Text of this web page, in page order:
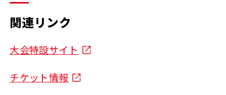
関連リンク
大会特設サイト
チケット情報